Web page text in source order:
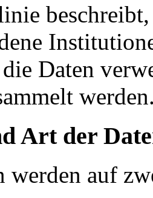
Daten
Art der
werden auf